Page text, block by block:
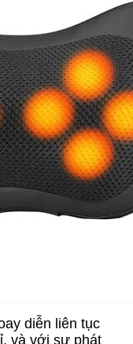
diễn liên tục
và với sự phát